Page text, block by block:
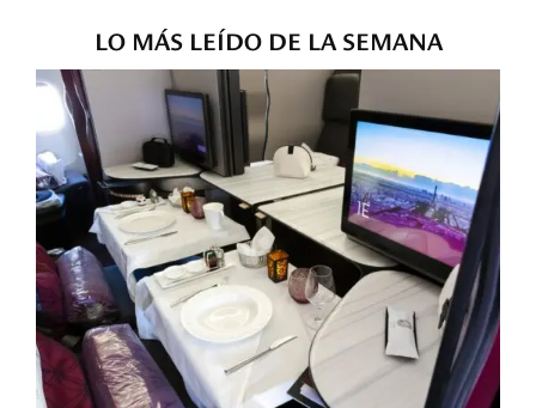
LO MÁS LEÍDO DE LA SEMANA